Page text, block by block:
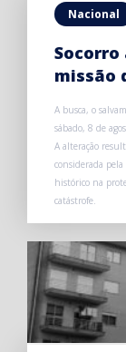
Nacional
missão
A busca, o
sábado, 8 de
A alteração
considerada
histórico na
catástrofe.